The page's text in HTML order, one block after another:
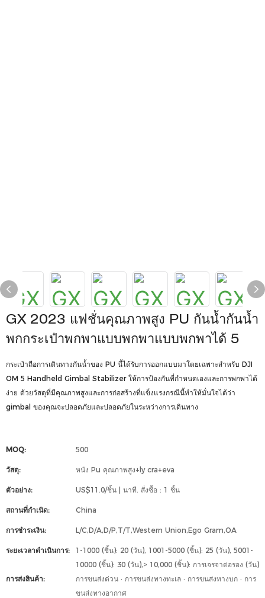
GX 2023 แฟชั่นคุณภาพสูง PU กันน้ำกันน้ำ
พกกระเป๋าพกพาแบบพกพาแบบพกพาได้ 5
กระเป๋าถือการเดินทางกันน้ำของ PU นี้ได้รับการออกแบบมาโดยเฉพาะสำหรับ DJI
OM 5 Handheld Gimbal Stabilizer ให้การป้องกันที่กำหนดเองและการพกพาได้
ง่าย ด้วยวัสดุที่มีคุณภาพสูงและการก่อสร้างที่แข็งแรงกรณีนี้ทำให้มั่นใจได้ว่า
gimbal ของคุณจะปลอดภัยและปลอดภัยในระหว่างการเดินทาง
MOQ: 500
วัสดุ: หนัง Pu คุณภาพสูง+ly cra+eva
ตัวอย่าง: US$11.0/ชิ้น | นาที. สั่งซื้อ : 1 ชิ้น
สถานที่กำเนิด: China
การชำระเงิน: L/C,D/A,D/P,T/T,Western Union,Ego Gram,OA
ระยะเวลาดำเนินการ:
1-1000 (ชิ้น): 20 (วัน), 1001-5000 (ชิ้น): 25 (วัน), 5001-
10000 (ชิ้น): 30 (วัน),> 10,000 (ชิ้น): การเจรจาต่อรอง (วัน)
การส่งสินค้า:
การขนส่งด่วน · การขนส่งทางทะเล · การขนส่งทางบก · การ
ขนส่งทางอากาศ